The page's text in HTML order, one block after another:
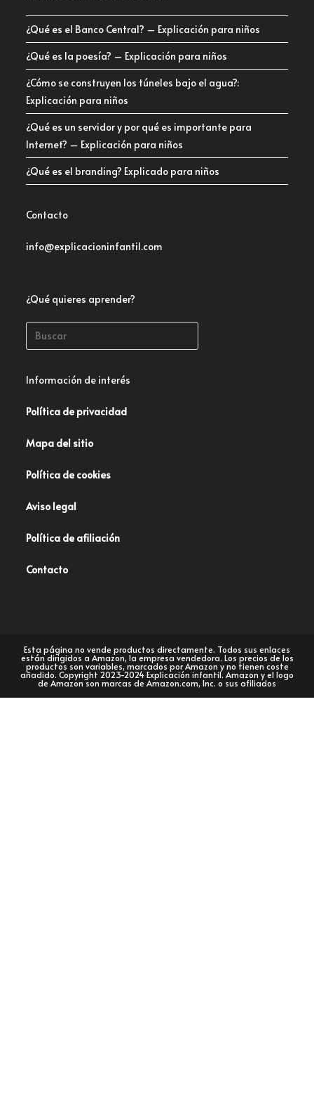
¿Qué es el Banco Central? – Explicación para niños
¿Qué es la poesía? – Explicación para niños
¿Cómo se construyen los túneles bajo el agua?:
Explicación para niños
¿Qué es un servidor y por qué es importante para
Internet? – Explicación para niños
¿Qué es el branding? Explicado para niños
Contacto
info@explicacioninfantil.com
¿Qué quieres aprender?
Información de interés
Política de privacidad
Mapa del sitio
Política de cookies
Aviso legal
Política de afiliación
Contacto
Esta página no vende productos directamente. Todos sus enlaces
están dirigidos a Amazon, la empresa vendedora. Los precios de los
productos son variables, marcados por Amazon y no tienen coste
añadido. Copyright 2023-2024 Explicación infantil. Amazon y el logo
de Amazon son marcas de Amazon.com, Inc. o sus afiliados